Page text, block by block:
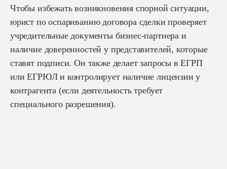
Чтобы избежать возникновения спорной ситуации,
юрист по оспариванию договора сделки проверяет
учредительные документы бизнес-партнера и
наличие доверенностей у представителей, которые
ставят подписи. Он также делает запросы в ЕГРП
или ЕГРЮЛ и контролирует наличие лицензии у
контрагента (если деятельность требует
специального разрешения).